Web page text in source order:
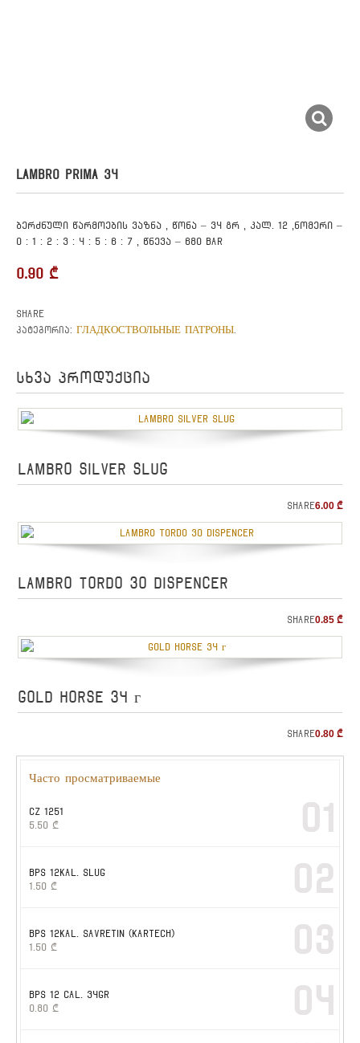
LAMBRO PRIMA 34
ბერძნული წარმოების ვაზნა , წონა – 34 გრ , კალ. 12 ,ნომერი –
0 : 1 : 2 : 3 : 4 : 5 : 6 : 7 , წნევა – 680 BAR
0.90 ₾
Share
კატეგორია: ГЛАДКОСТВОЛЬНЫЕ ПАТРОНЫ
სხვა პროდუქცია
LAMBRO SILVER SLUG
6.00 ₾
Share
LAMBRO TORDO 30 DISPENCER
0.85 ₾
Share
GOLD HORSE 34 г
0.80 ₾
Share
Часто просматриваемые
CZ 1251
5.50 ₾ 01
BPS 12kal. slug
1.50 ₾ 02
BPS 12kal. SAVRETIN (KARTECH)
1.50 ₾ 03
BPS 12 cal. 34gr
0.80 ₾ 04